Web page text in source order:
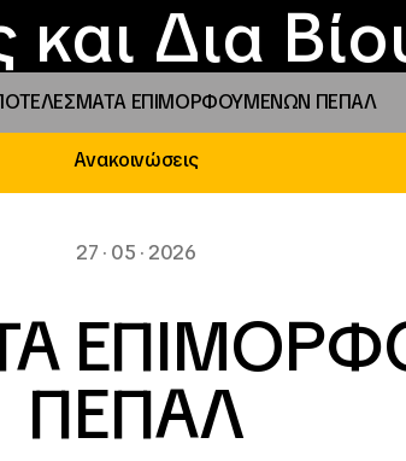
και Δια
ΙΝΕΔΙΒΙΜ
και
Νέα
ΕΠΙΜΟΡΦΟΥΜΕΝΩΝ ΠΕΠΑΛ
Ανακοινώσεις
27 · 05 · 2026
ΠΕΠΑΛ